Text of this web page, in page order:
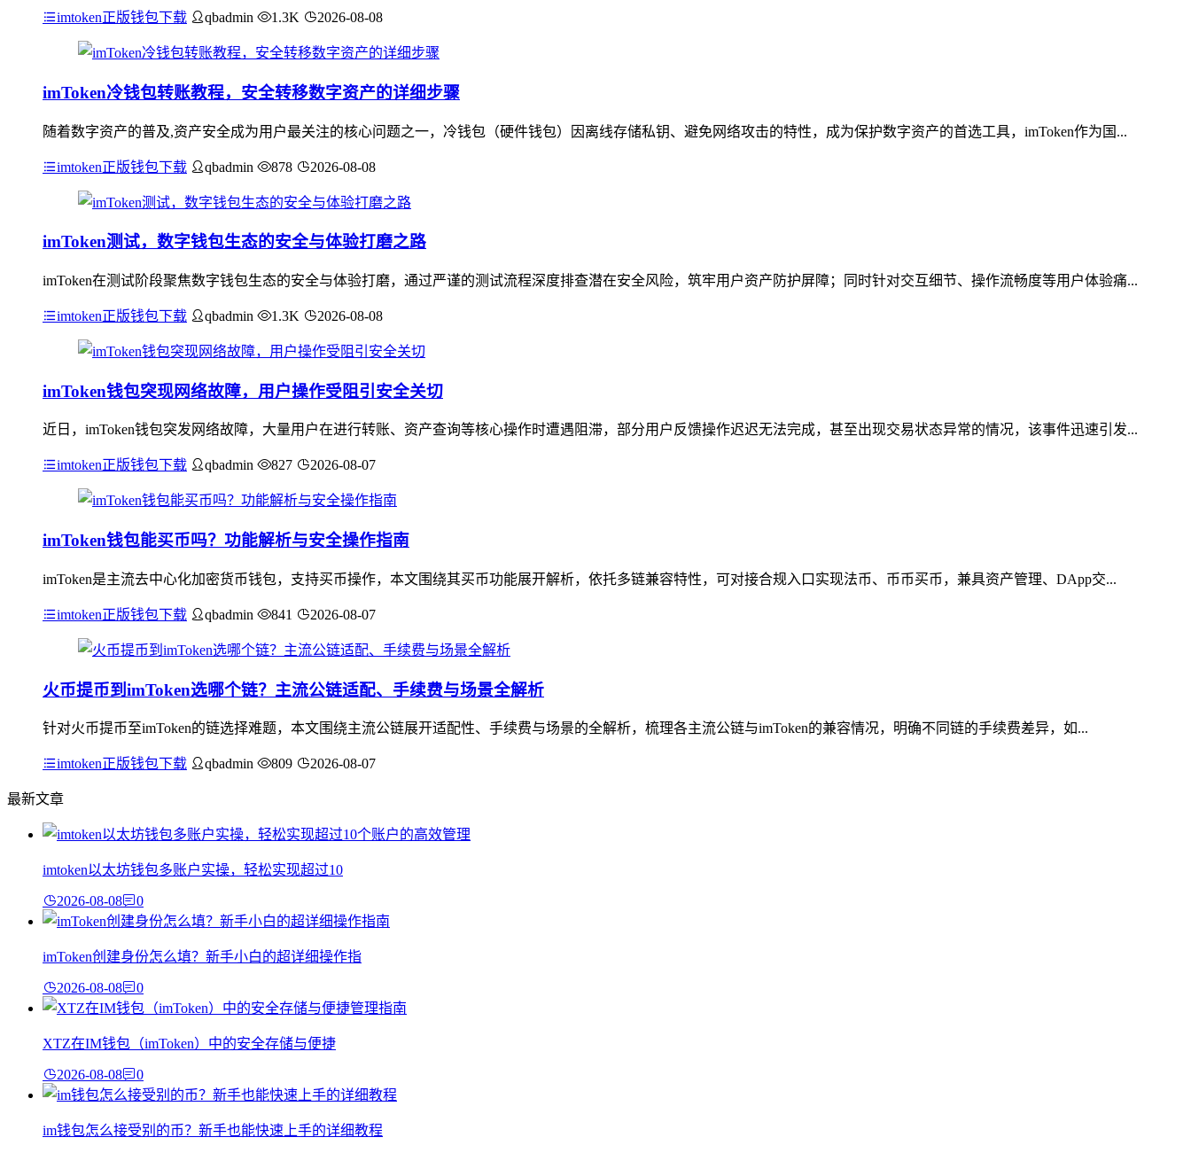
imtoken正版钱包下载 qbadmin 1.3K 2026-08-08
imToken冷钱包转账教程，安全转移数字资产的详细步骤
随着数字资产的普及,资产安全成为用户最关注的核心问题之一，冷钱包（硬件钱包）因离线存储私钥、避免网络攻击的特性，成为保护数字资产的首选工具，imToken作为国...
imtoken正版钱包下载 qbadmin 878 2026-08-08
imToken测试，数字钱包生态的安全与体验打磨之路
imToken在测试阶段聚焦数字钱包生态的安全与体验打磨，通过严谨的测试流程深度排查潜在安全风险，筑牢用户资产防护屏障；同时针对交互细节、操作流畅度等用户体验痛...
imtoken正版钱包下载 qbadmin 1.3K 2026-08-08
imToken钱包突现网络故障，用户操作受阻引安全关切
近日，imToken钱包突发网络故障，大量用户在进行转账、资产查询等核心操作时遭遇阻滞，部分用户反馈操作迟迟无法完成，甚至出现交易状态异常的情况，该事件迅速引发...
imtoken正版钱包下载 qbadmin 827 2026-08-07
imToken钱包能买币吗？功能解析与安全操作指南
imToken是主流去中心化加密货币钱包，支持买币操作，本文围绕其买币功能展开解析，依托多链兼容特性，可对接合规入口实现法币、币币买币，兼具资产管理、DApp交...
imtoken正版钱包下载 qbadmin 841 2026-08-07
火币提币到imToken选哪个链？主流公链适配、手续费与场景全解析
针对火币提币至imToken的链选择难题，本文围绕主流公链展开适配性、手续费与场景的全解析，梳理各主流公链与imToken的兼容情况，明确不同链的手续费差异，如...
imtoken正版钱包下载 qbadmin 809 2026-08-07
最新文章
imtoken以太坊钱包多账户实操，轻松实现超过10
2026-08-08 0
imToken创建身份怎么填？新手小白的超详细操作指
2026-08-08 0
XTZ在IM钱包（imToken）中的安全存储与便捷
2026-08-08 0
im钱包怎么接受别的币？新手也能快速上手的详细教程